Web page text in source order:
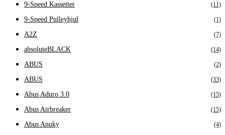
9-Speed Kassetter (11)
9-Speed Pulleyhjul (1)
A2Z (7)
absoluteBLACK (14)
ABUS (2)
ABUS (33)
Abus Aduro 3.0 (15)
Abus Airbreaker (15)
Abus Anuky (4)